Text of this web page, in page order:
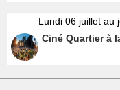
Lundi 06 juillet au
Ciné Quartier à